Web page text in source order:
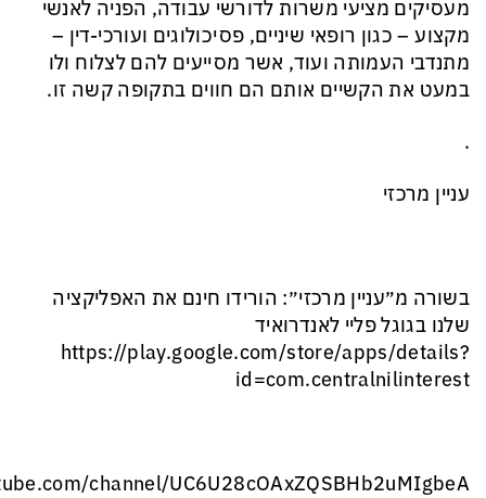
מעסיקים מציעי משרות לדורשי עבודה, הפניה לאנשי
מקצוע – כגון רופאי שיניים, פסיכולוגים ועורכי-דין –
מתנדבי העמותה ועוד, אשר מסייעים להם לצלוח ולו
במעט את הקשיים אותם הם חווים בתקופה קשה זו.
.
עניין מרכזי
בשורה מ״עניין מרכזי״: הורידו חינם את האפליקציה
שלנו בגוגל פליי לאנדרואיד
‏https://play.google.com/store/apps/details?
id=com.centralnilinterest
channel/UC6U28cOAxZQSBHb2uMIgbeA